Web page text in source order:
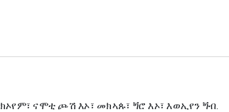
ናሞቲ ጮሽ እኦ፣ መክኣጱ፣ ጝሮ እኦ፣ እወኢየን ጝብ.